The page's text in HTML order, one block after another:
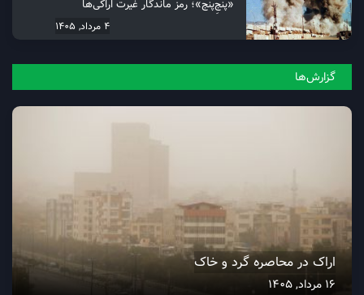
«پنجِ‌پنج»؛ رمز ماندگار غیرت اراکی‌ها
4 مرداد, 1405
گزارش‌ها
اراک در محاصره گرد و خاک
16 مرداد, 1405